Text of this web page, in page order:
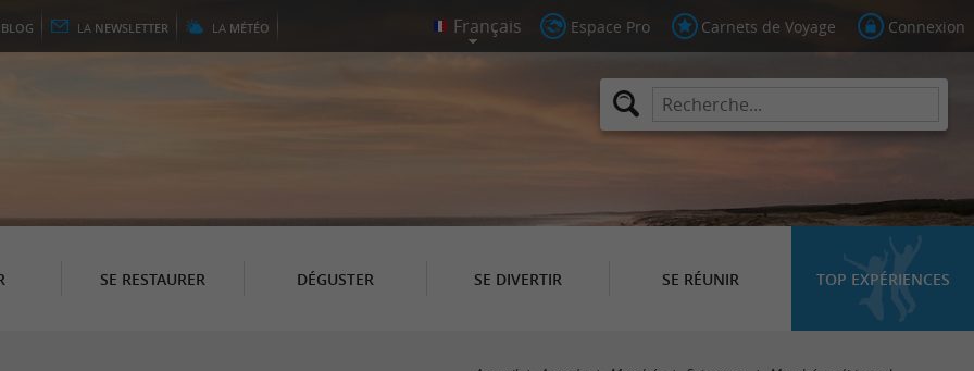
BLOG LA NEWSLETTER LA MÉTÉO Espace Pro Carnets de Voyage Connexion
SE RESTAURER DÉGUSTER SE DIVERTIR SE RÉUNIR TOP EXPÉRIENCES